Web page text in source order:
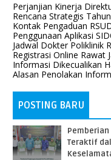
Perjanjian Kinerja
Rencana Strategis
Kontak Pengaduan
Penggunaan Aplikasi
Jadwal Dokter Poliklinik
Registrasi Online Rawat
Informasi Dikecualikan
Alasan Penolakan
POSTING BARU
Teraktif